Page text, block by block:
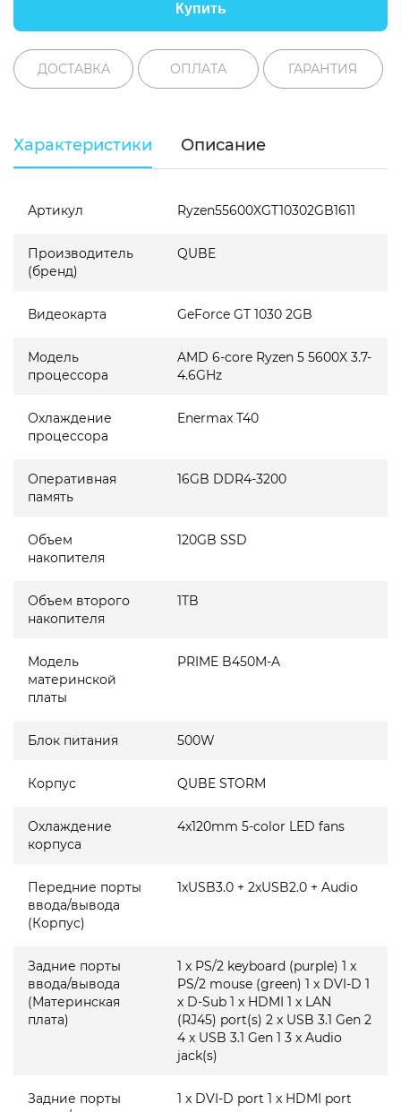
Купить
ДОСТАВКА ОПЛАТА ГАРАНТИЯ
Характеристики Описание
Артикул Ryzen55600XGT10302GB1611
Производитель
(бренд)
QUBE
Видеокарта GeForce GT 1030 2GB
Модель
процессора
AMD 6-core Ryzen 5 5600X 3.7-
4.6GHz
Охлаждение
процессора
Enermax T40
Оперативная
память
16GB DDR4-3200
Объем
накопителя
120GB SSD
Объем второго
накопителя
1TB
Модель
материнской
платы
PRIME B450M-A
Блок питания 500W
Корпус QUBE STORM
Охлаждение
корпуса
4x120mm 5-color LED fans
Передние порты
ввода/вывода
(Корпус)
1xUSB3.0 + 2xUSB2.0 + Audio
Задние порты
ввода/вывода
(Материнская
плата)
1 x PS/2 keyboard (purple) 1 x
PS/2 mouse (green) 1 x DVI-D 1
x D-Sub 1 x HDMI 1 x LAN
(RJ45) port(s) 2 x USB 3.1 Gen 2
4 x USB 3.1 Gen 1 3 x Audio
jack(s)
Задние порты
1 x DVI-D port 1 x HDMI port